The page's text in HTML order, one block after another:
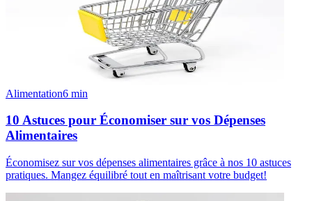
Alimentation6 min
10 Astuces pour Économiser sur vos Dépenses
Alimentaires
Économisez sur vos dépenses alimentaires grâce à nos 10 astuces
pratiques. Mangez équilibré tout en maîtrisant votre budget!